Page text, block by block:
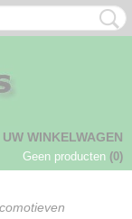
UW WINKELWAGEN
Geen producten (0)